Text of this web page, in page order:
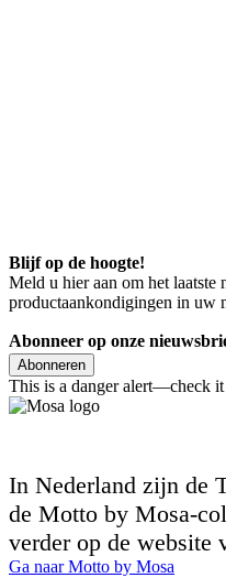
Blijf op de hoogte!
Meld u hier aan om het laatste
productaankondigingen in uw
Abonneer op onze
Abonneren
This is a danger alert—check
In Nederland zijn de
de Motto by Mosa-
verder op de website
Ga naar Motto by Mosa